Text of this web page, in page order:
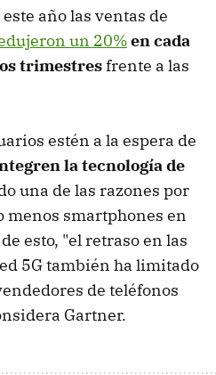
año las ventas de
un 20%en cada
trimestresfrente a las
estén a la espera de
la tecnología de
una de las razones por
menos smartphones en
esto, "el retraso en las
5G también ha limitado
de teléfonos
Gartner.